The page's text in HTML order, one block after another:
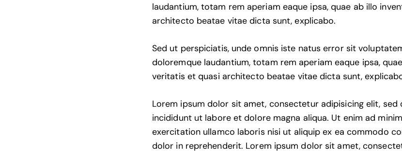
laudantium, totam rem aperiam eaque ipsa, quae ab illo
architecto beatae vitae dicta sunt, explicabo.
Sed ut perspiciatis, unde omnis iste natus error sit
doloremque laudantium, totam rem aperiam eaque ipsa,
veritatis et quasi architecto beatae vitae dicta sunt,
Lorem ipsum dolor sit amet, consectetur adipisicing elit,
incididunt ut labore et dolore magna aliqua. Ut enim ad
exercitation ullamco laboris nisi ut aliquip ex ea commodo
dolor in reprehenderit. Lorem ipsum dolor sit amet,